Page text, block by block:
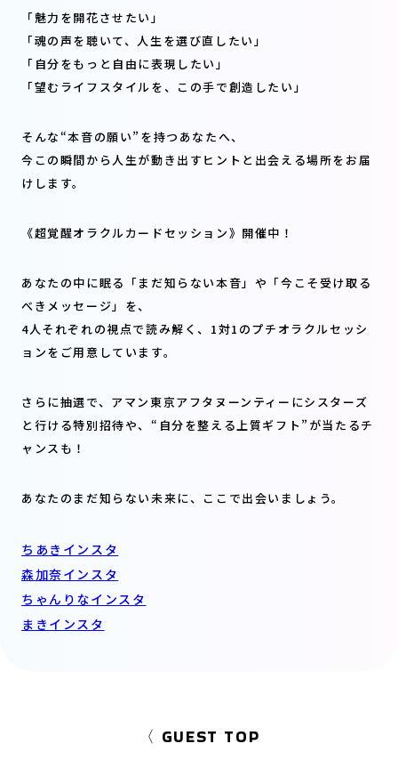
「魅力を開花させたい」
「魂の声を聴いて、人生を選び直したい」
「自分をもっと自由に表現したい」
「望むライフスタイルを、この手で創造したい」
そんな“本音の願い”を持つあなたへ、
今この瞬間から人生が動き出すヒントと出会える場所をお届
けします。
《超覚醒オラクルカードセッション》開催中！
あなたの中に眠る「まだ知らない本音」や「今こそ受け取る
べきメッセージ」を、
4人それぞれの視点で読み解く、1対1のプチオラクルセッシ
ョンをご用意しています。
さらに抽選で、アマン東京アフタヌーンティーにシスターズ
と行ける特別招待や、“自分を整える上質ギフト”が当たるチ
ャンスも！
あなたのまだ知らない未来に、ここで出会いましょう。
ちあきインスタ
森加奈インスタ
ちゃんりなインスタ
まきインスタ
〈 GUEST TOP